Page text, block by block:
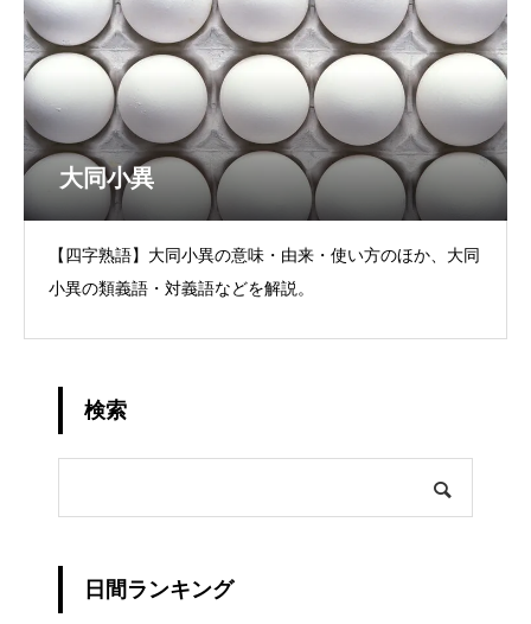
大同小異
【四字熟語】大同小異の意味・由来・使い方のほか、大同
小異の類義語・対義語などを解説。
検索
日間ランキング